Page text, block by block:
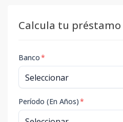
Calcula tu préstamo
Banco*
Período (En Años)*